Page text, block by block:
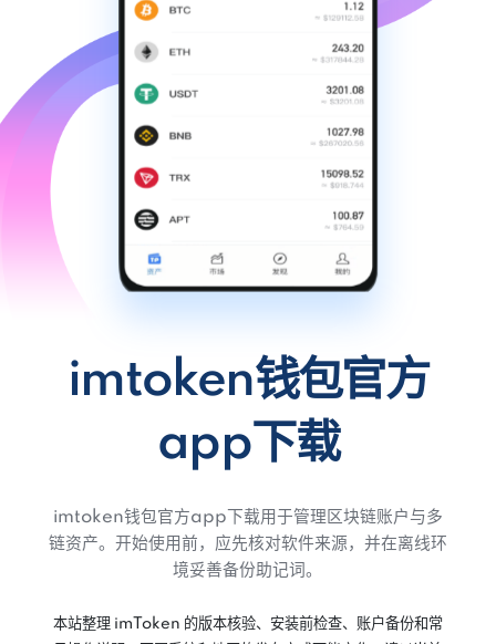
imtoken钱包官方
app下载
imtoken钱包官方app下载用于管理区块链账户与多
链资产。开始使用前，应先核对软件来源，并在离线环
境妥善备份助记词。
本站整理 imToken 的版本核验、安装前检查、账户备份和常